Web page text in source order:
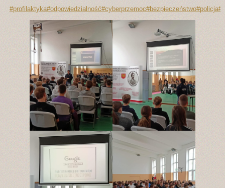
#profilaktyka#odpowiedzialność#cyberprzemoc#bezpieczeństwo#policja